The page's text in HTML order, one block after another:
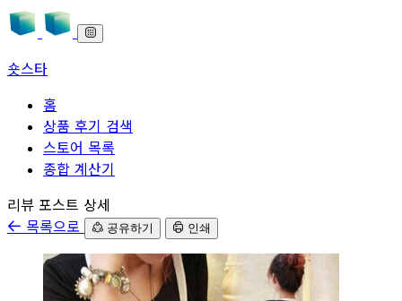
숏스타
홈
상품 후기 검색
스토어 목록
종합 계산기
본문으로 바로가기
리뷰 포스트 상세
목록으로
공유하기 인쇄